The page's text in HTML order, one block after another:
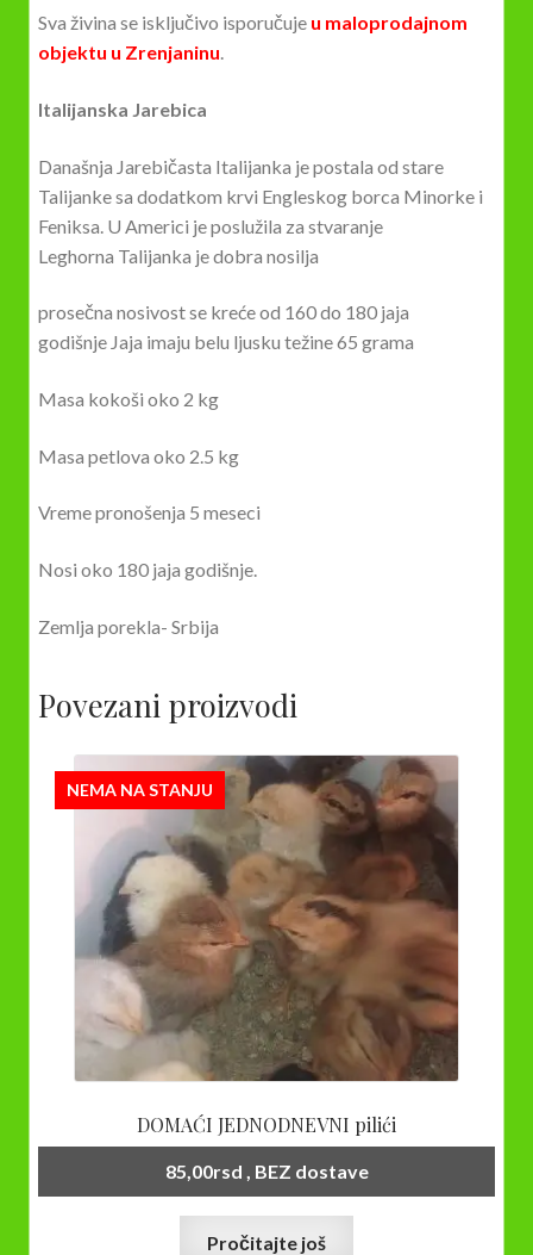
Sva živina se isključivo isporučuje u maloprodajnom
objektu u Zrenjaninu.
Italijanska Jarebica
Današnja Jarebičasta Italijanka je postala od stare
Talijanke sa dodatkom krvi Engleskog borca Minorke i
Feniksa. U Americi je poslužila za stvaranje
Leghorna Talijanka je dobra nosilja
prosečna nosivost se kreće od 160 do 180 jaja
godišnje Jaja imaju belu ljusku težine 65 grama
Masa kokoši oko 2 kg
Masa petlova oko 2.5 kg
Vreme pronošenja 5 meseci
Nosi oko 180 jaja godišnje.
Zemlja porekla- Srbija
Povezani proizvodi
NEMA NA STANJU
DOMAĆI JEDNODNEVNI pilići
85,00rsd , BEZ dostave
Pročitajte još